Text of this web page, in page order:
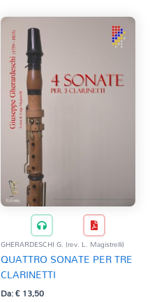
GHERARDESCHI G. (rev. L. Magistrelli)
QUATTRO SONATE PER TRE
CLARINETTI
Da:€13,50